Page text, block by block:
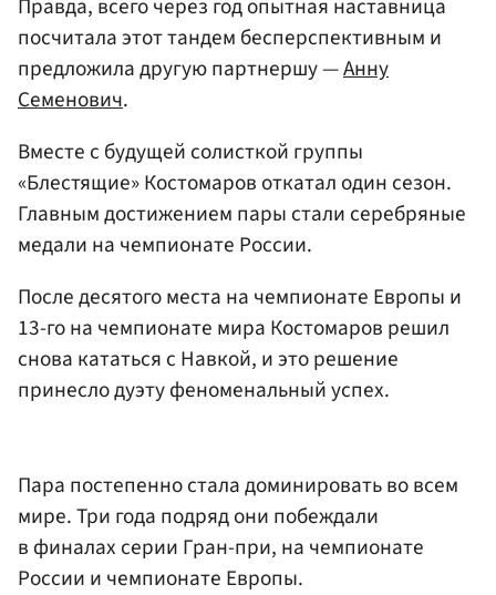
Правда, всего через год опытная наставница
посчитала этот тандем бесперспективным и
предложила другую партнершу —Анну
Семенович.
Вместе с будущей солисткой группы
«Блестящие» Костомаров откатал один сезон.
Главным достижением пары стали серебряные
медали на чемпионате России.
После десятого места на чемпионате Европы и
13-го на чемпионате мира Костомаров решил
снова кататься с Навкой, и это решение
принесло дуэту феноменальный успех.
Пара постепенно стала доминировать во всем
мире. Три года подряд они побеждали
в финалах серии Гран-при, на чемпионате
России и чемпионате Европы.